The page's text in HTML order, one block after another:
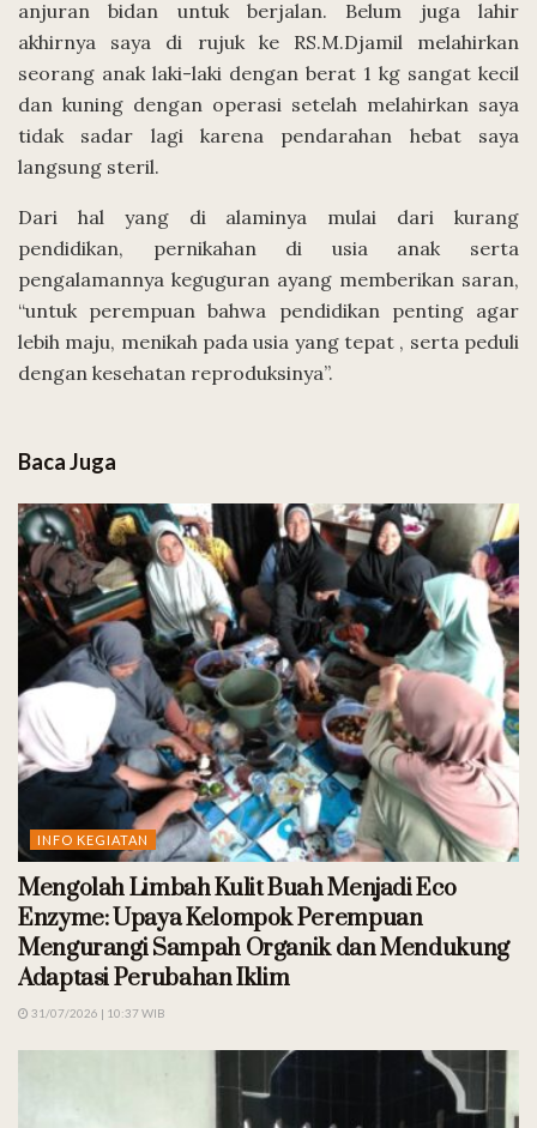
anjuran bidan untuk berjalan. Belum juga lahir
akhirnya saya di rujuk ke RS.M.Djamil melahirkan
seorang anak laki-laki dengan berat 1 kg sangat kecil
dan kuning dengan operasi setelah melahirkan saya
tidak sadar lagi karena pendarahan hebat saya
langsung steril.
Dari hal yang di alaminya mulai dari kurang
pendidikan, pernikahan di usia anak serta
pengalamannya keguguran ayang memberikan saran,
“untuk perempuan bahwa pendidikan penting agar
lebih maju, menikah pada usia yang tepat , serta peduli
dengan kesehatan reproduksinya”.
Baca Juga
INFO KEGIATAN
Mengolah Limbah Kulit Buah Menjadi Eco
Enzyme: Upaya Kelompok Perempuan
Mengurangi Sampah Organik dan Mendukung
Adaptasi Perubahan Iklim
31/07/2026 | 10:37 WIB